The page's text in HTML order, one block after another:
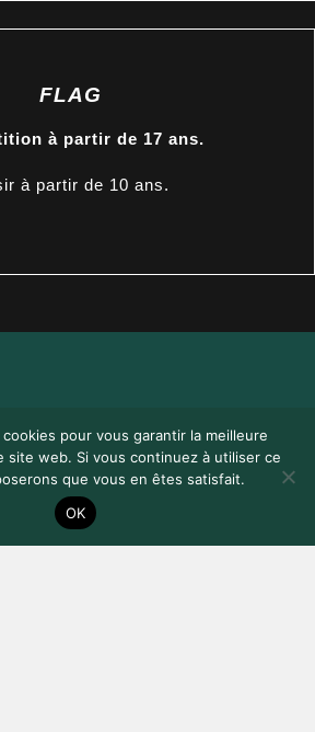
FLAG
à partir de 17 ans.
à partir de 10 ans.
!
L’INSCRIPTION
pour vous garantir la meilleure
site web. Si vous continuez à utiliser ce
que vous en êtes satisfait.
OK